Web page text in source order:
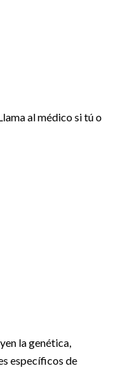
al médico si tú o
la genética,
específicos de